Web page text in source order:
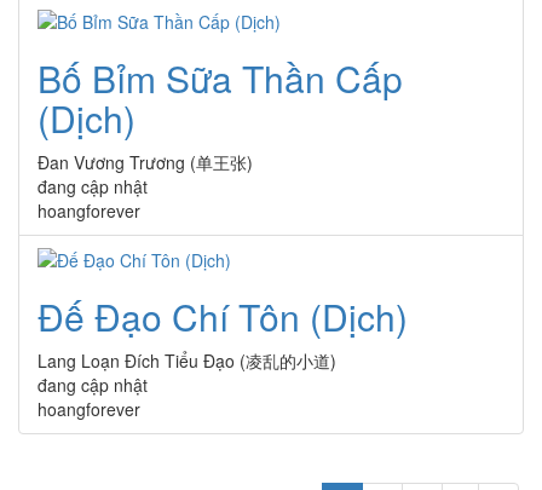
Bố Bỉm Sữa Thần Cấp
(Dịch)
Đan Vương Trương (单王张)
đang cập nhật
hoangforever
Đế Đạo Chí Tôn (Dịch)
Lang Loạn Đích Tiểu Đạo (凌乱的小道)
đang cập nhật
hoangforever